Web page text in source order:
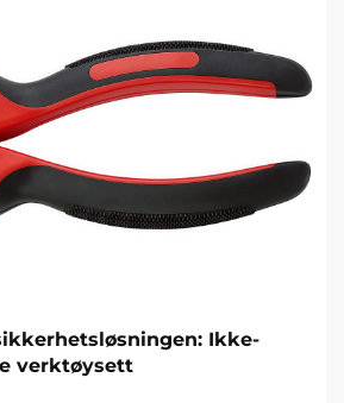
Ikke-
verktøysett